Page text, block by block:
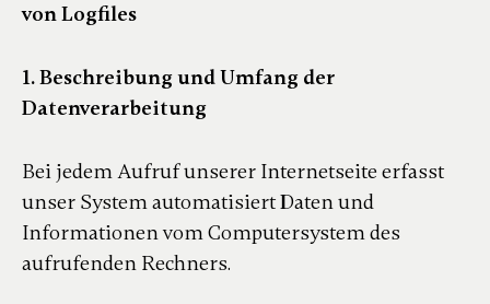
von Logfiles
1. Beschreibung und Umfang der
Datenverarbeitung
Bei jedem Aufruf unserer Internetseite erfasst
unser System automatisiert Daten und
Informationen vom Computersystem des
aufrufenden Rechners.